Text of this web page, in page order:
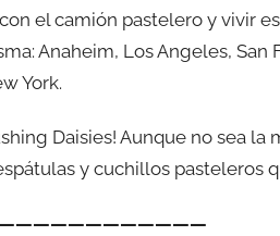
el camión pastelero y vivir
Anaheim, Los Angeles, San
York.
Daisies! Aunque no sea la
y cuchillos pasteleros
————————————